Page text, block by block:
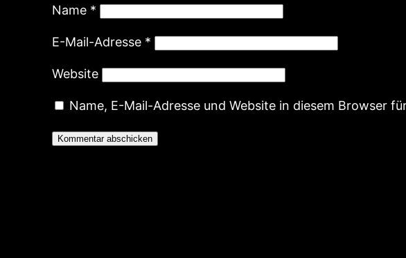
Name *
E-Mail-Adresse *
Website
Name, E-Mail-Adresse und Website in diesem Browser